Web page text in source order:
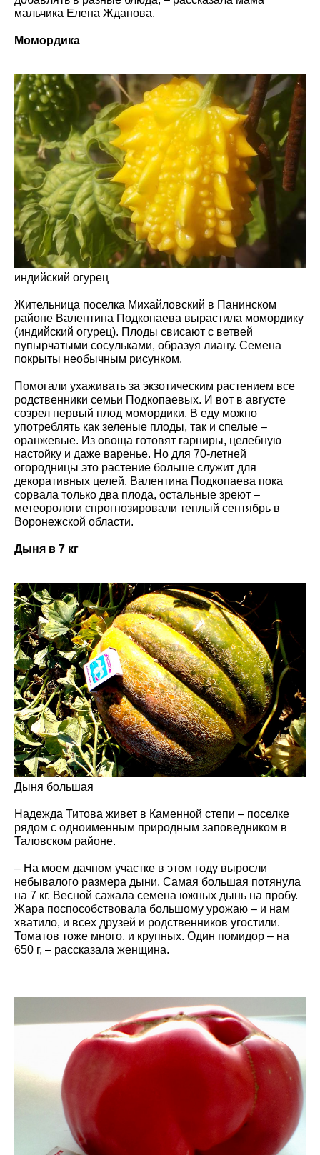
мальчика Елена Жданова.
Момордика
индийский огурец
Жительница поселка Михайловский в Панинском
районе Валентина Подкопаева вырастила момордику
(индийский огурец). Плоды свисают с ветвей
пупырчатыми сосульками, образуя лиану. Семена
покрыты необычным рисунком.
Помогали ухаживать за экзотическим растением все
родственники семьи Подкопаевых. И вот в августе
созрел первый плод момордики. В еду можно
употреблять как зеленые плоды, так и спелые –
оранжевые. Из овоща готовят гарниры, целебную
настойку и даже варенье. Но для 70-летней
огородницы это растение больше служит для
декоративных целей. Валентина Подкопаева пока
сорвала только два плода, остальные зреют –
метеорологи спрогнозировали теплый сентябрь в
Воронежской области.
Дыня в 7 кг
Дыня большая
Надежда Титова живет в Каменной степи – поселке
рядом с одноименным природным заповедником в
Таловском районе.
– На моем дачном участке в этом году выросли
небывалого размера дыни. Самая большая потянула
на 7 кг. Весной сажала семена южных дынь на пробу.
Жара поспособствовала большому урожаю – и нам
хватило, и всех друзей и родственников угостили.
Томатов тоже много, и крупных. Один помидор – на
650 г, – рассказала женщина.